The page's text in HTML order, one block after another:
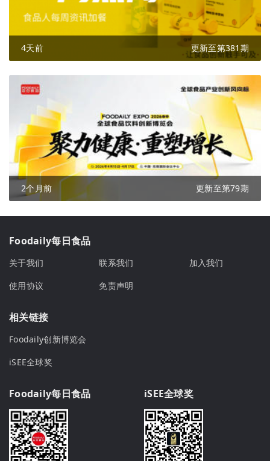
4天前 更新至第381期
2个月前 更新至第79期
Foodaily每日食品
关于我们 联系我们
加入我们
使用协议
免责声明
相关链接
Foodaily创新博览会
iSEE全球奖
Foodaily每日食品 iSEE全球奖